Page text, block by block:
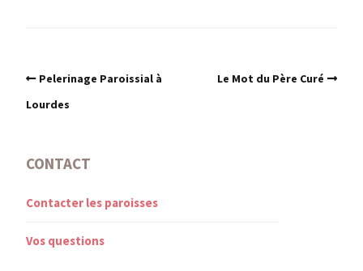
Pelerinage Paroissial à
Lourdes
Le Mot du Père Curé
CONTACT
Contacter les paroisses
Vos questions